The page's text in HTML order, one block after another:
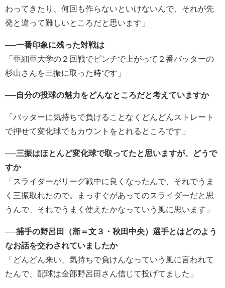
わってきたり、何回も作らないといけないんで、それが先
発と違って難しいところだと思います」
──一番印象に残った対戦は
「亜細亜大学の２回戦でピンチで上がって２番バッターの
杉山さんを三振に取った時です」
──自分の投球の魅力をどんなところだと考えていますか
「バッターに気持ちで負けることなくどんどんストレート
で押せて変化球でもカウントをとれるところです」
──三振はほとんど変化球で取ってたと思いますが、どうで
すか
「スライダーがリーグ戦中に良くなったんで、それでうま
く三振取れたので。まっすぐがあってのスライダーだと思
うんで、それでうまく使えたかなっていう風に思います」
──捕手の野呂田（漸＝文３・秋田中央）選手とはどのよう
なお話を交わされていましたか
「どんどん来い、気持ちで負けんなっていう風に言われて
たんで、配球は全部野呂田さん信じて投げてました」